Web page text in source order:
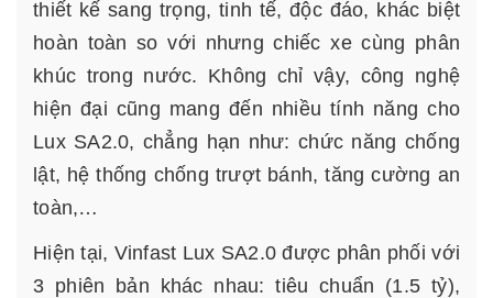
thiết kế sang trọng, tinh tế, độc đáo, khác biệt
hoàn toàn so với nhưng chiếc xe cùng phân
khúc trong nước. Không chỉ vậy, công nghệ
hiện đại cũng mang đến nhiều tính năng cho
Lux SA2.0, chẳng hạn như: chức năng chống
lật, hệ thống chống trượt bánh, tăng cường an
toàn,…
Hiện tại, Vinfast Lux SA2.0 được phân phối với
3 phiên bản khác nhau: tiêu chuẩn (1.5 tỷ),